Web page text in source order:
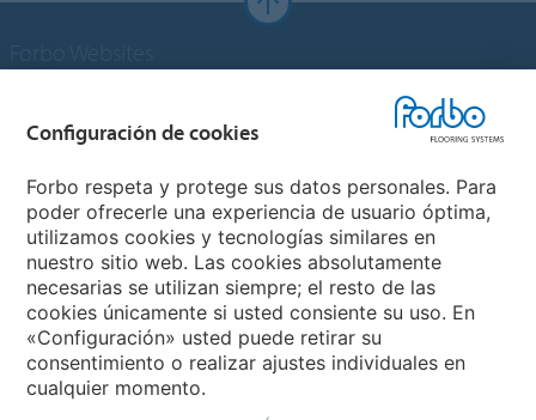
Forbo Flooring Systems
Forbo Movement Systems
Selecciona un país
Configuración de cookies
Forbo respeta y protege sus datos personales. Para
poder ofrecerle una experiencia de usuario óptima,
utilizamos cookies y tecnologías similares en
nuestro sitio web. Las cookies absolutamente
necesarias se utilizan siempre; el resto de las
cookies únicamente si usted consiente su uso. En
«Configuración» usted puede retirar su
consentimiento o realizar ajustes individuales en
cualquier momento.